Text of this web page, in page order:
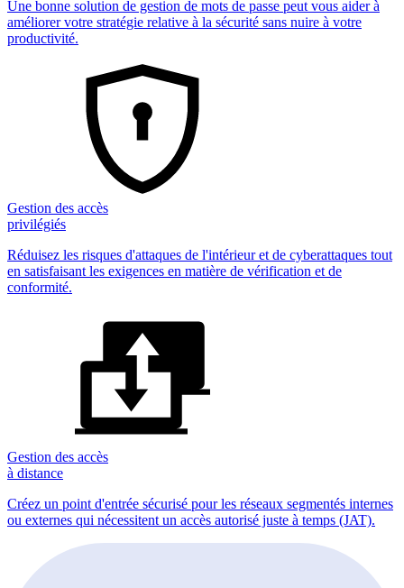
Une bonne solution de gestion de mots de passe peut vous aider à
améliorer votre stratégie relative à la sécurité sans nuire à votre
productivité.
Gestion des accès
privilégiés
Réduisez les risques d'attaques de l'intérieur et de cyberattaques tout
en satisfaisant les exigences en matière de vérification et de
conformité.
Gestion des accès
à distance
Créez un point d'entrée sécurisé pour les réseaux segmentés internes
ou externes qui nécessitent un accès autorisé juste à temps (JAT).